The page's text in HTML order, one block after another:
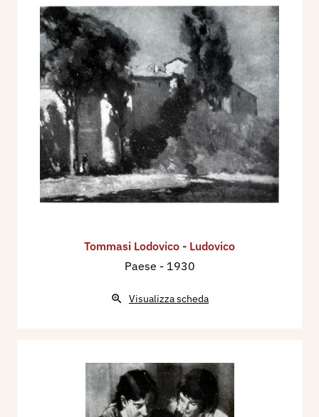
Nel maggio/giugno 1932 partecipa al Concorso
Nazionale di Pittura, presso la Galleria d'Arte
"Firenze" G. Cavalenzi & G. Botti, di Firenze, via
Cavour 14, con il dipinto: Composizione
(Premiato con medaglia).
Nel 1932 partecipa alla XVIII Esposizione
Internazionale d'Arte della Città di Venezia, con
due dipinti: Cuginetti, Vecchia massaia.
Partecipa alla Biennale di Venezia del 1934, con
2 dipinti: Popolano fiorentino, Madre.
Partecipa alla Biennale di Venezia del 1936, con
1907 - VII Esposizione Internazionale d'Arte
della Città di Venezia, catalogo mostra, p. 138.
1910 - IX Esposizione Internazionale d'Arte della
Città di Venezia, catalogo mostra, p. 143.
Tommasi Lodovico - Ludovico
Paese - 1930
Visualizza scheda